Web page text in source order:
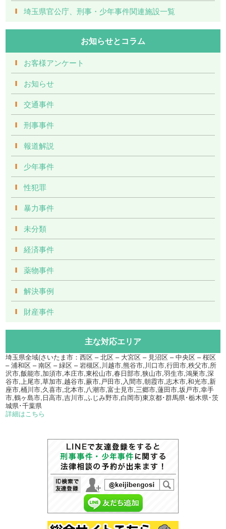
埼玉県官公庁、刑事・少年事件関連施設一覧
お知らせとコラム
お客様アンケート
お知らせ
交通事件
刑事事件
報道解説
少年事件
性犯罪
暴力事件
未分類
経済事件
薬物事件
解決事例
財産事件
主な対応エリア
埼玉県全域(さいたま市：西区 – 北区 – 大宮区 – 見沼区 – 中央区 – 桜区
– 浦和区 – 南区 – 緑区 – 岩槻区,川越市,熊谷市,川口市,行田市,秩父市,所
沢市,飯能市,加須市,本庄市,東松山市,春日部市,狭山市,羽生市,鴻巣市,深
谷市,上尾市,草加市,越谷市,蕨市,戸田市,入間市,朝霞市,志木市,和光市,新
座市,桶川市,久喜市,北本市,八潮市,富士見市,三郷市,蓮田市,坂戸市,幸手
市,鶴ヶ島市,日高市,吉川市,ふじみ野市,白岡市)東京都･群馬県･栃木県･茨
城県･千葉県
詳細はこちら